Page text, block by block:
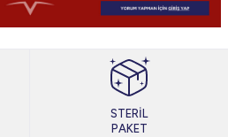
STERİL
PAKET